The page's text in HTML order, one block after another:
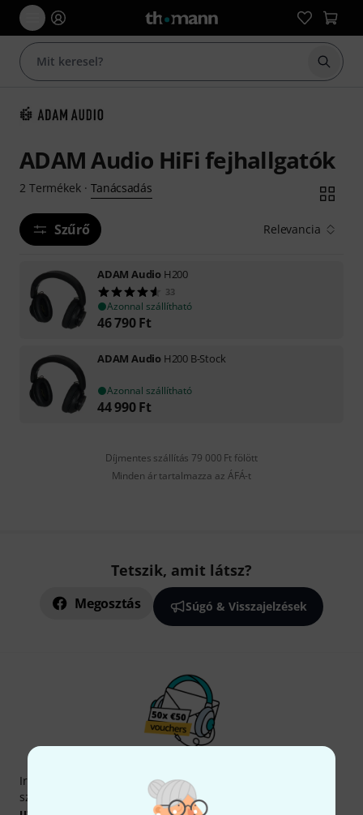
ADAM Audio HiFi fejhallgatók
2 Termékek· Tanácsadás
Szűrő Relevancia
ADAM Audio H200
33
Azonnal szállítható
46 790 Ft
ADAM Audio H200 B-Stock
Azonnal szállítható
44 990 Ft
Díjmentes szállítás 79 000 Ft fölött
Minden ár tartalmazza az ÁFÁ-t
Tetszik, amit látsz?
Megosztás Súgó & Visszajelzések
Iratkozz fel a Thomann angol nyelvű hírlevelére, és kis
szerencsével megnyerheted a50egyenként